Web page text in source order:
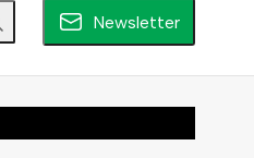
Newsletter